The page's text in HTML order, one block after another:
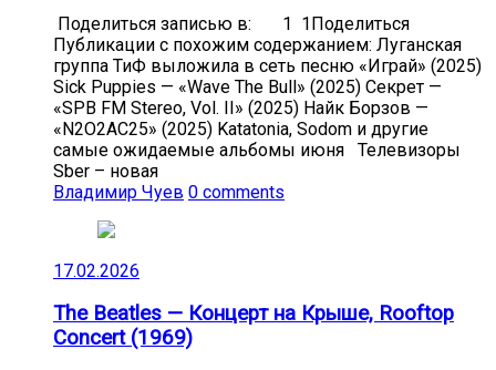
Поделиться записью в: 1 1Поделиться
Публикации с похожим содержанием: Луганская
группа ТиФ выложила в сеть песню «Играй» (2025)
Sick Puppies — «Wave The Bull» (2025) Секрет —
«SPB FM Stereo, Vol. II» (2025) Найк Борзов —
«N2O2AC25» (2025) Katatonia, Sodom и другие
самые ожидаемые альбомы июня Телевизоры
Sber – новая
Владимир Чуев 0 comments
17.02.2026
The Beatles — Концерт на Крыше, Rooftop
Concert (1969)